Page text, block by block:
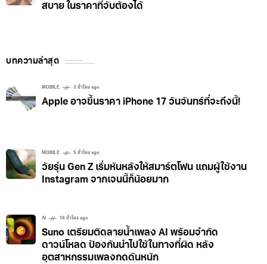
สบาย ในราคาที่จับต้องได้
บทความล่าสุด
MOBILE 3 ชั่วโมง ago
Apple อาจขึ้นราคา iPhone 17 วันจันทร์ที่จะถึงนี้!
MOBILE 5 ชั่วโมง ago
วัยรุ่น Gen Z เริ่มหันหลังให้สมาร์ตโฟน แถมผู้ใช้งาน
Instagram จากเจนนี้ก็น้อยมาก
AI 18 ชั่วโมง ago
Suno เตรียมติดลายน้ำเพลง AI พร้อมจำกัด
ดาวน์โหลด ป้องกันนำไปใช้ในทางที่ผิด หลัง
อุตสาหกรรมเพลงกดดันหนัก